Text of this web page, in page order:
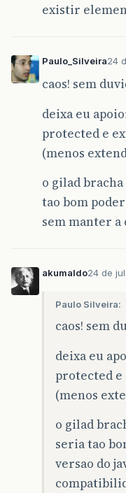
existir
Paulo_Silveira24
caos! sem
deixa eu
protected e
(menos
o gilad
tao bom
sem manter
akumaldo24 de
Paulo Silveira:
caos! sem
deixa eu
protected
(menos
o gilad
seria tao
versao do